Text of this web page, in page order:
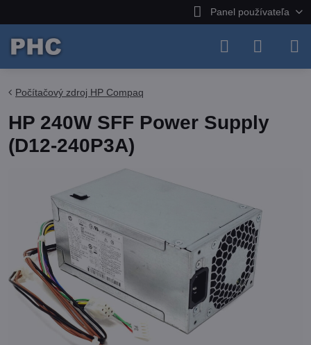
Panel používateľa
Počítačový zdroj HP Compaq
HP 240W SFF Power Supply
(D12-240P3A)